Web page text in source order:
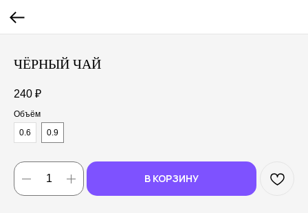
ЧЁРНЫЙ ЧАЙ
240 ₽
Объём
0.6
0.9
В КОРЗИНУ